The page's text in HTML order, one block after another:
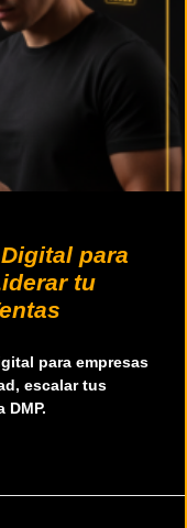
para
tu
para empresas
escalar tus
DMP.